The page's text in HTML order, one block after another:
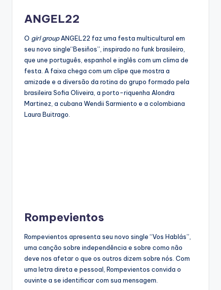
ANGEL22
O girl groupANGEL22 faz uma festa multicultural em
seu novo single“Besiños”, inspirado no funk brasileiro,
que une português, espanhol e inglês com um clima de
festa. A faixa chega com um clipe que mostra a
amizade e a diversão da rotina do grupo formado pela
brasileira Sofia Oliveira, a porto-riquenha Alondra
Martinez, a cubana Wendii Sarmiento e a colombiana
Laura Buitrago.
Rompevientos
Rompevientos apresenta seu novo single “Vos Hablás”,
uma canção sobre independência e sobre como não
deve nos afetar o que os outros dizem sobre nós. Com
uma letra direta e pessoal, Rompevientos convida o
ouvinte a se identificar com sua mensagem.